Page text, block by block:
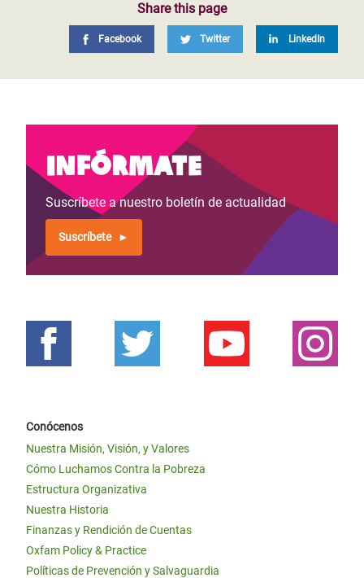
Share this page
Facebook Twitter LinkedIn
Infórmate
Suscríbete a nuestro boletín de actualidad
Suscríbete
Conócenos
Nuestra Misión, Visión, y Valores
Cómo Luchamos Contra la Pobreza
Estructura Organizativa
Nuestra Historia
Finanzas y Rendición de Cuentas
Oxfam Policy & Practice
Políticas de Prevención y Salvaguardia